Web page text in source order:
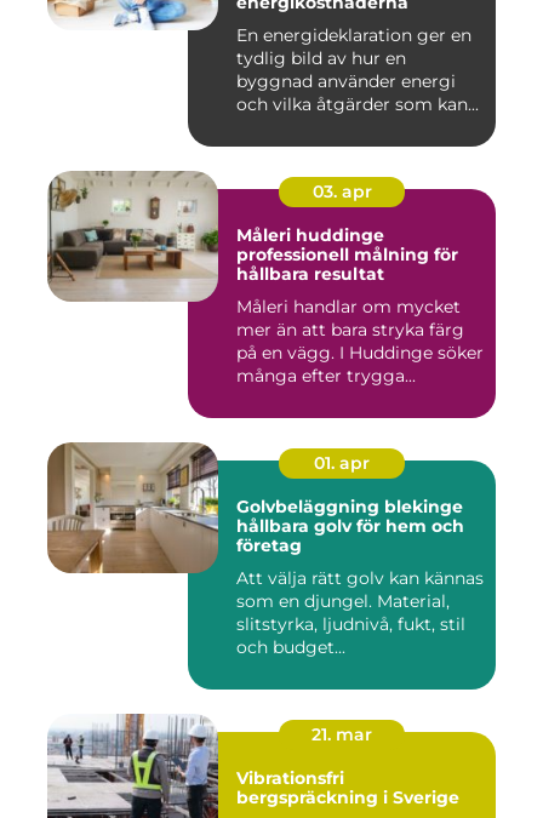
En energideklaration ger en
tydlig bild av hur en
byggnad använder energi
och vilka åtgärder som kan...
03. apr
Måleri huddinge
professionell målning för
hållbara resultat
Måleri handlar om mycket
mer än att bara stryka färg
på en vägg. I Huddinge söker
många efter trygga...
01. apr
Golvbeläggning blekinge
hållbara golv för hem och
företag
Att välja rätt golv kan kännas
som en djungel. Material,
slitstyrka, ljudnivå, fukt, stil
och budget...
21. mar
Vibrationsfri
bergspräckning i Sverige